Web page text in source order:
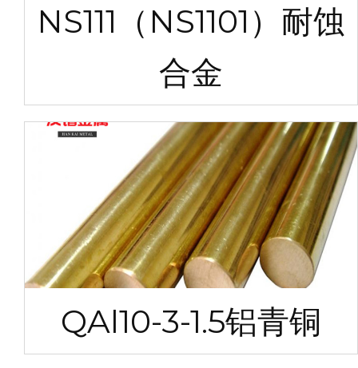
NS111（NS1101）耐蚀
合金
QAl10-3-1.5铝青铜